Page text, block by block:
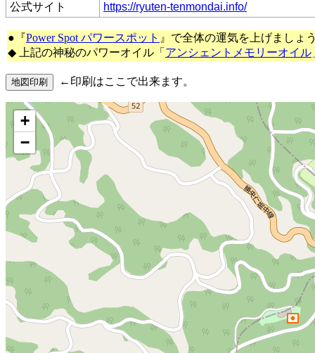
公式サイト https://ryuten-tenmondai.info/
●『Power Spot パワースポット 』で全体の運気を上げましょ
◆ 上記の神秘のパワーオイル「 アンシェントメモリーオイル
←印刷はここで出来ます。
+
−